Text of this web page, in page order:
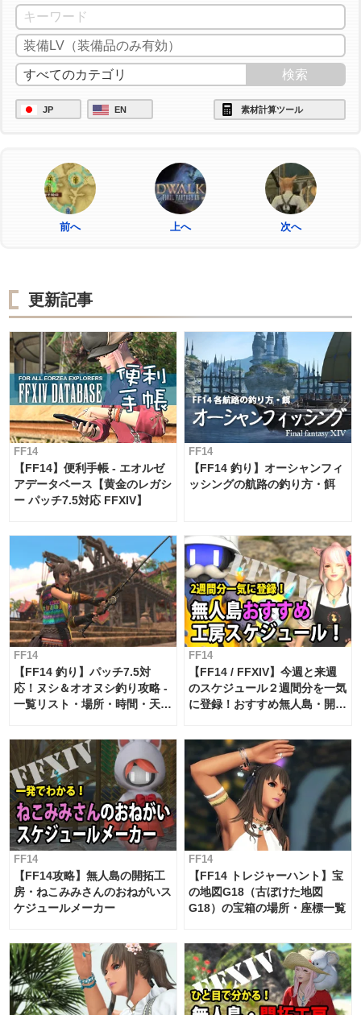
JP EN 素材計算ツール
前へ 上へ 次へ
更新記事
FF14
【FF14】便利手帳 - エオルゼ
アデータベース【黄金のレガシ
ー パッチ7.5対応 FFXIV】
FF14
【FF14 釣り】オーシャンフィ
ッシングの航路の釣り方・餌
FF14
【FF14 釣り】パッチ7.5対
応！ヌシ＆オオヌシ釣り攻略 -
一覧リスト・場所・時間・天
FF14
【FF14 / FFXIV】今週と来週
のスケジュール２週間分を一気
に登録！おすすめ無人島・開拓
FF14
【FF14攻略】無人島の開拓工
房・ねこみみさんのおねがいス
ケジュールメーカー
FF14
【FF14 トレジャーハント】宝
の地図G18（古ぼけた地図
G18）の宝箱の場所・座標一覧